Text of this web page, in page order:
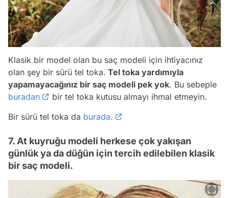
Klasik bir model olan bu saç modeli için ihtiyacınız
olan şey bir sürü tel toka. Tel toka yardımıyla
yapamayacağınız bir saç modeli pek yok. Bu sebeple
buradan
bir tel toka kutusu almayı ihmal etmeyin.
Bir sürü tel toka da burada.
7. At kuyruğu modeli herkese çok yakışan
günlük ya da düğün için tercih edilebilen klasik
bir saç modeli.